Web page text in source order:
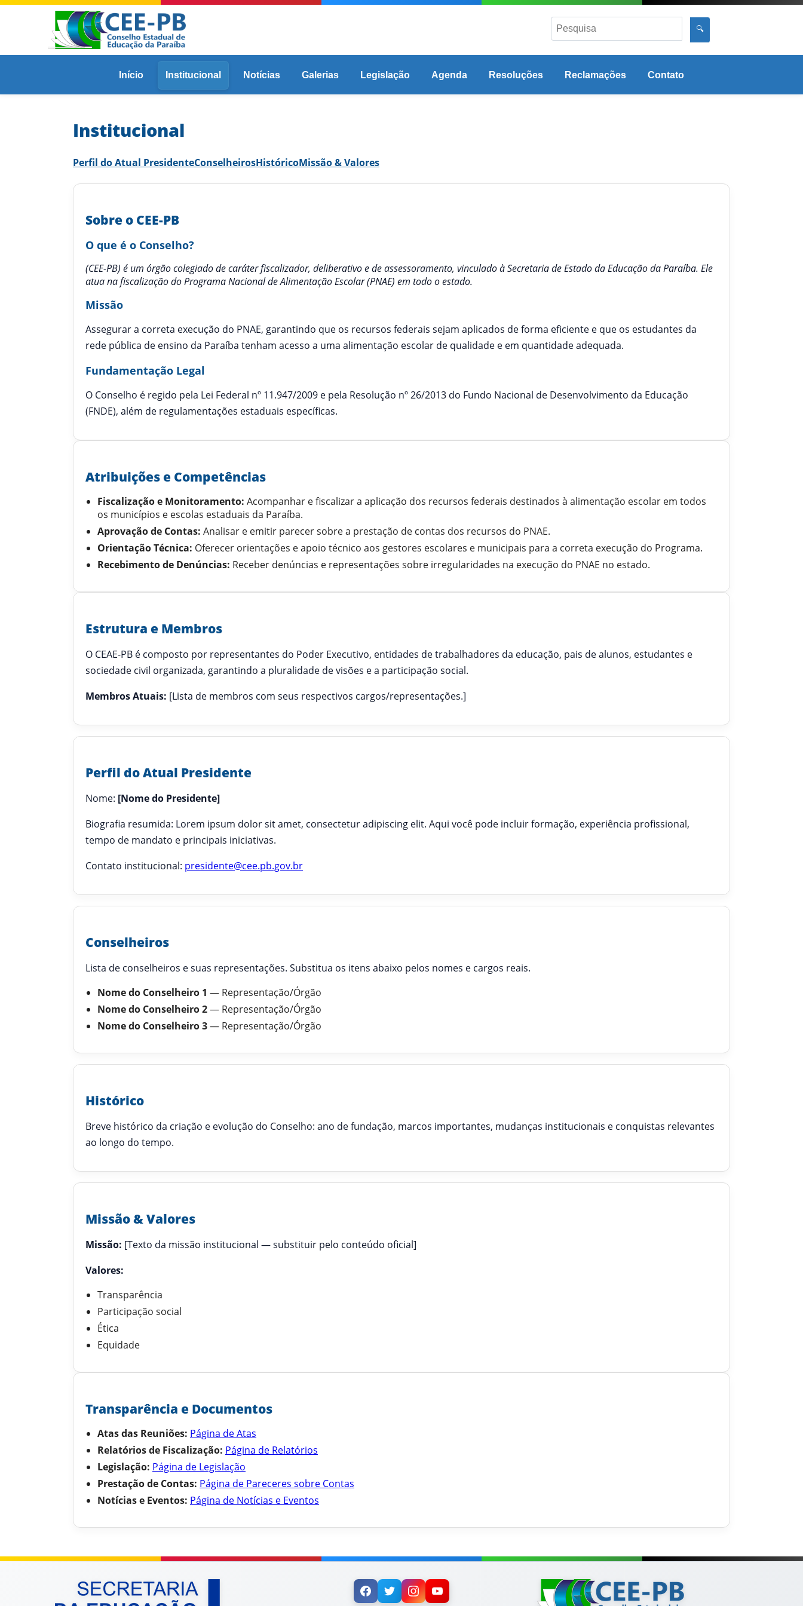
🔍
Início Institucional Notícias Galerias Legislação Agenda Resoluções Reclamações Contato
Institucional
Perfil do Atual PresidenteConselheirosHistóricoMissão & Valores
Sobre o CEE-PB
O que é o Conselho?
(CEE-PB) é um órgão colegiado de caráter fiscalizador, deliberativo e de assessoramento, vinculado à Secretaria de Estado da Educação da Paraíba. Ele
atua na fiscalização do Programa Nacional de Alimentação Escolar (PNAE) em todo o estado.
Missão
Assegurar a correta execução do PNAE, garantindo que os recursos federais sejam aplicados de forma eficiente e que os estudantes da
rede pública de ensino da Paraíba tenham acesso a uma alimentação escolar de qualidade e em quantidade adequada.
Fundamentação Legal
O Conselho é regido pela Lei Federal nº 11.947/2009 e pela Resolução nº 26/2013 do Fundo Nacional de Desenvolvimento da Educação
(FNDE), além de regulamentações estaduais específicas.
Atribuições e Competências
Fiscalização e Monitoramento: Acompanhar e fiscalizar a aplicação dos recursos federais destinados à alimentação escolar em todos
os municípios e escolas estaduais da Paraíba.
Aprovação de Contas: Analisar e emitir parecer sobre a prestação de contas dos recursos do PNAE.
Orientação Técnica: Oferecer orientações e apoio técnico aos gestores escolares e municipais para a correta execução do Programa.
Recebimento de Denúncias: Receber denúncias e representações sobre irregularidades na execução do PNAE no estado.
Estrutura e Membros
O CEAE-PB é composto por representantes do Poder Executivo, entidades de trabalhadores da educação, pais de alunos, estudantes e
sociedade civil organizada, garantindo a pluralidade de visões e a participação social.
Membros Atuais: [Lista de membros com seus respectivos cargos/representações.]
Perfil do Atual Presidente
Nome: [Nome do Presidente]
Biografia resumida: Lorem ipsum dolor sit amet, consectetur adipiscing elit. Aqui você pode incluir formação, experiência profissional,
tempo de mandato e principais iniciativas.
Contato institucional: presidente@cee.pb.gov.br
Conselheiros
Lista de conselheiros e suas representações. Substitua os itens abaixo pelos nomes e cargos reais.
Nome do Conselheiro 1 — Representação/Órgão
Nome do Conselheiro 2— Representação/Órgão
Nome do Conselheiro 3— Representação/Órgão
Histórico
Breve histórico da criação e evolução do Conselho: ano de fundação, marcos importantes, mudanças institucionais e conquistas relevantes
ao longo do tempo.
Missão & Valores
Missão: [Texto da missão institucional — substituir pelo conteúdo oficial]
Valores:
Transparência
Participação social
Ética
Equidade
Transparência e Documentos
Atas das Reuniões: Página de Atas
Relatórios de Fiscalização: Página de Relatórios
Legislação: Página de Legislação
Prestação de Contas: Página de Pareceres sobre Contas
Notícias e Eventos: Página de Notícias e Eventos